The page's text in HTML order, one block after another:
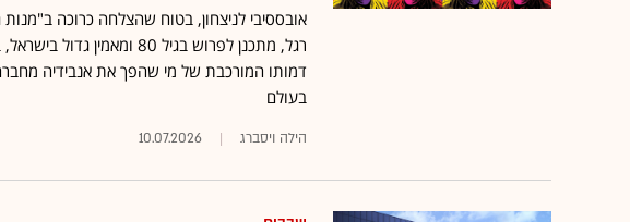
אובססיבי לניצחון, בטוח שהצלחה כרוכה
רגל, מתכנן לפרוש בגיל 80
דמותו המורכבת של מי שהפך את אנבידיה
בעולם
הילה ויסברג 10.07.2026